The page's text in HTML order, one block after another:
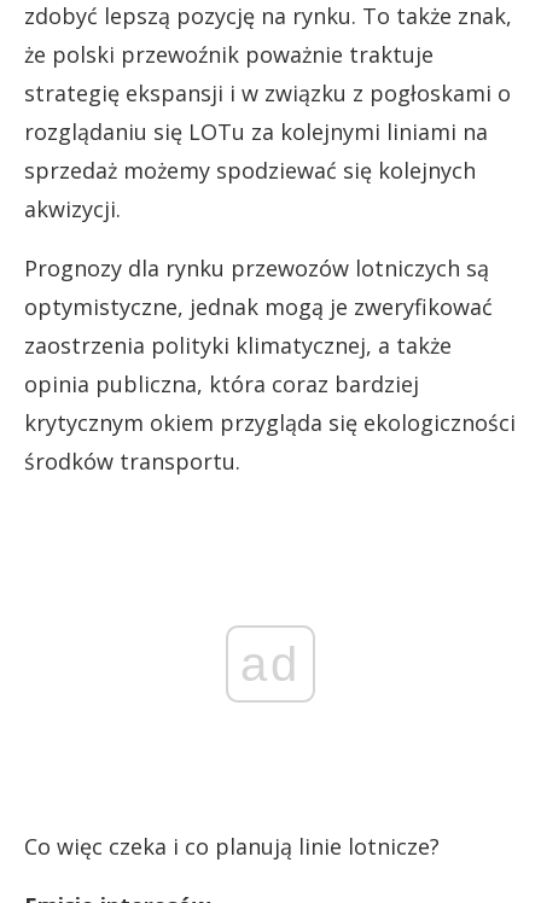
zdobyć lepszą pozycję na rynku. To także znak,
że polski przewoźnik poważnie traktuje
strategię ekspansji i w związku z pogłoskami o
rozglądaniu się LOTu za kolejnymi liniami na
sprzedaż możemy spodziewać się kolejnych
akwizycji.
Prognozy dla rynku przewozów lotniczych są
optymistyczne, jednak mogą je zweryfikować
zaostrzenia polityki klimatycznej, a także
opinia publiczna, która coraz bardziej
krytycznym okiem przygląda się ekologiczności
środków transportu.
ad
Co więc czeka i co planują linie lotnicze?